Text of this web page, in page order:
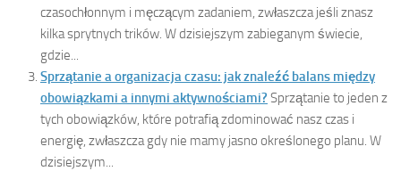
czasochłonnym i męczącym zadaniem, zwłaszcza jeśli znasz
kilka sprytnych trików. W dzisiejszym zabieganym świecie,
gdzie...
Sprzątanie a organizacja czasu: jak znaleźć balans między
obowiązkami a innymi aktywnościami? Sprzątanie to jeden z
tych obowiązków, które potrafią zdominować nasz czas i
energię, zwłaszcza gdy nie mamy jasno określonego planu. W
dzisiejszym...